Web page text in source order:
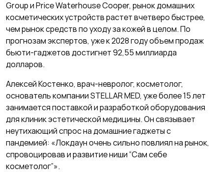
Group и Price Waterhouse Cooper, рынок домашних
косметических устройств растет вчетверо быстрее,
чем рынок средств по уходу за кожей в целом. По
прогнозам экспертов, уже к 2028 году объем продаж
бьюти-гаджетов достигнет 92,55 миллиарда
долларов.
Алексей Костенко, врач-невролог, косметолог,
основатель компании STELLAR MED, уже более 15 лет
занимается поставкой и разработкой оборудования
для клиник эстетической медицины. Он связывает
неутихающий спрос на домашние гаджеты с
пандемией: «Локдаун очень сильно повлиял на рынок,
спровоцировав и развитие ниши “Сам себе
косметолог”».